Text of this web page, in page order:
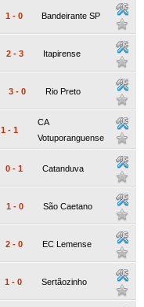
1 - 0 Bandeirante SP
2 - 3 Itapirense
3 - 0 Rio Preto
1 - 1
CA
Votuporanguense
0 - 1 Catanduva
1 - 0 São Caetano
2 - 0 EC Lemense
1 - 0 Sertãozinho